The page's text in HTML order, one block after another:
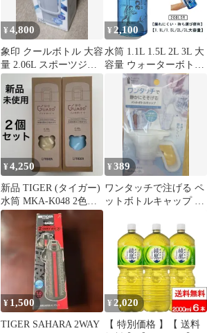
ッズ 大人 携帯 おしゃ
れ ペットボトル保冷専
用ケース
¥4,800
象印 クールボトル 大容
量 2.06L スポーツジャ
グ 保冷専用 グレー
¥ 2,100
水筒 1.1L 1.5L 2L 3L 大
容量 ウォーターボトル
目盛り付き 直飲み ハン
ドル M250331-87
¥4,250
新品 TIGER (タイガー)
水筒 MKA-K048 2色セ
ット 0.48L
¥389
ワンタッチで注げる ペ
ットボトルキャップ 給
ッチャー
¥ 1,500
TIGER SAHARA 2WAY
¥ 2,020
【 特別価格 】【 送料